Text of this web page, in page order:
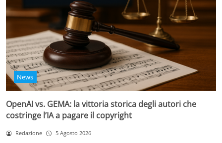
News
OpenAI vs. GEMA: la vittoria storica degli autori che
costringe l’IA a pagare il copyright
Redazione 5 Agosto 2026